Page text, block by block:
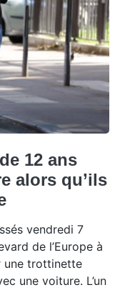
12 ans
alors qu’ils
vendredi 7
de l’Europe à
une trottinette
une voiture. L’un